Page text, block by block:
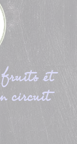
fruits et
circuit